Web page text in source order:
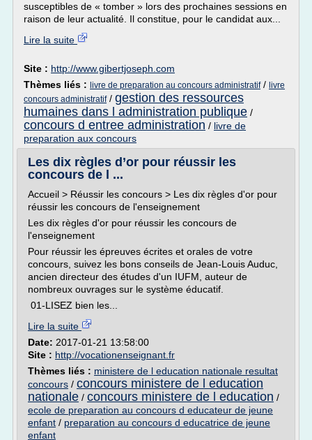
susceptibles de « tomber » lors des prochaines sessions en
raison de leur actualité. Il constitue, pour le candidat aux...
Lire la suite
Site : http://www.gibertjoseph.com
Thèmes liés : livre de preparation au concours administratif/ livre
concours administratif/ gestion des ressources
humaines dans l administration publique /
concours d entree administration / livre de
preparation aux concours
Les dix règles d’or pour réussir les
concours de l ...
Accueil > Réussir les concours > Les dix règles d'or pour
réussir les concours de l'enseignement
Les dix règles d'or pour réussir les concours de
l'enseignement
Pour réussir les épreuves écrites et orales de votre
concours, suivez les bons conseils de Jean-Louis Auduc,
ancien directeur des études d'un IUFM, auteur de
nombreux ouvrages sur le système éducatif.
01-LISEZ bien les...
Lire la suite
Date: 2017-01-21 13:58:00
Site : http://vocationenseignant.fr
Thèmes liés : ministere de l education nationale resultat
concours / concours ministere de l education
nationale / concours ministere de l education /
ecole de preparation au concours d educateur de jeune
enfant / preparation au concours d educatrice de jeune
enfant